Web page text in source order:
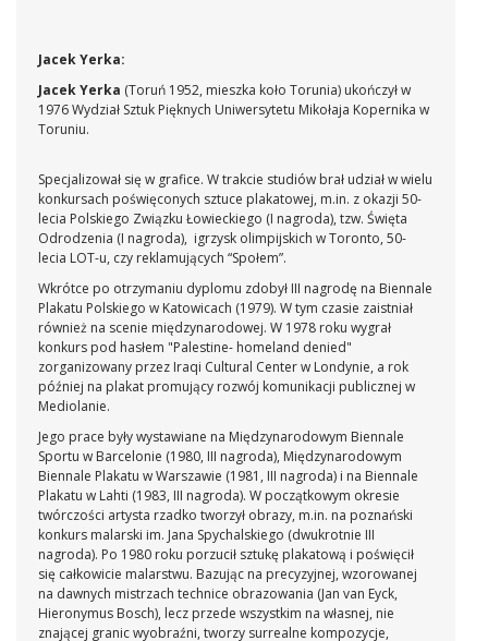
Jacek Yerka:
Jacek Yerka (Toruń 1952, mieszka koło Torunia) ukończył w
1976 Wydział Sztuk Pięknych Uniwersytetu Mikołaja Kopernika w
Toruniu.
Specjalizował się w grafice. W trakcie studiów brał udział w wielu
konkursach poświęconych sztuce plakatowej, m.in. z okazji 50-
lecia Polskiego Związku Łowieckiego (I nagroda), tzw. Święta
Odrodzenia (I nagroda), igrzysk olimpijskich w Toronto, 50-
lecia LOT-u, czy reklamujących “Społem”.
Wkrótce po otrzymaniu dyplomu zdobył III nagrodę na Biennale
Plakatu Polskiego w Katowicach (1979). W tym czasie zaistniał
również na scenie międzynarodowej. W 1978 roku wygrał
konkurs pod hasłem "Palestine- homeland denied"
zorganizowany przez Iraqi Cultural Center w Londynie, a rok
później na plakat promujący rozwój komunikacji publicznej w
Mediolanie.
Jego prace były wystawiane na Międzynarodowym Biennale
Sportu w Barcelonie (1980, III nagroda), Międzynarodowym
Biennale Plakatu w Warszawie (1981, III nagroda) i na Biennale
Plakatu w Lahti (1983, III nagroda). W początkowym okresie
twórczości artysta rzadko tworzył obrazy, m.in. na poznański
konkurs malarski im. Jana Spychalskiego (dwukrotnie III
nagroda). Po 1980 roku porzucił sztukę plakatową i poświęcił
się całkowicie malarstwu. Bazując na precyzyjnej, wzorowanej
na dawnych mistrzach technice obrazowania (Jan van Eyck,
Hieronymus Bosch), lecz przede wszystkim na własnej, nie
znającej granic wyobraźni, tworzy surrealne kompozycje,